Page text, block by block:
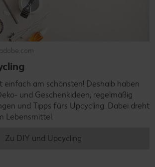
einfach am schönsten! Deshalb haben
und Geschenkideen, regelmäßig
und Tipps fürs Upcycling. Dabei dreht
Lebensmittel.
Zu DIY und Upcycling